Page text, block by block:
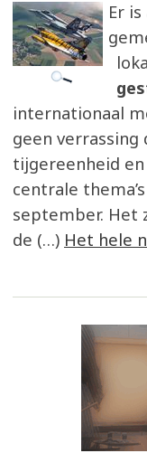
Er
internationaal
geen
tijgereenheid
centrale
september. Het
de (…) Het hele